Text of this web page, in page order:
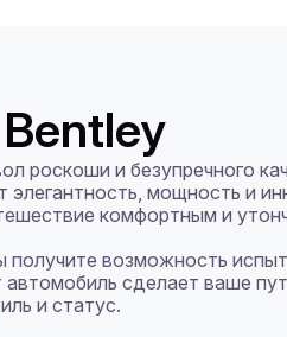
роскоши и безупречного
элегантность, мощность и
комфортным и
получите возможность
сделает ваше
и статус.